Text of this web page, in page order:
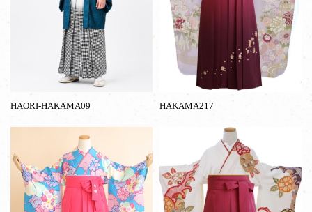
HAORI-HAKAMA09 HAKAMA217